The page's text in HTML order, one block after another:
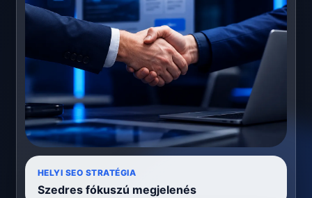
HELYI SEO STRATÉGIA
Szedres fókuszú megjelenés